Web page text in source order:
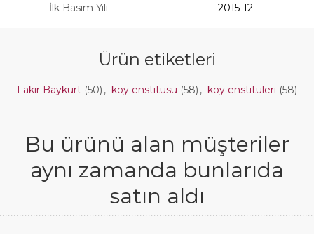
İlk Basım Yılı 2015-12
Ürün etiketleri
Fakir Baykurt (50) , köy enstitüsü (58) , köy enstitüleri (58)
Bu ürünü alan müşteriler
aynı zamanda bunlarıda
satın aldı